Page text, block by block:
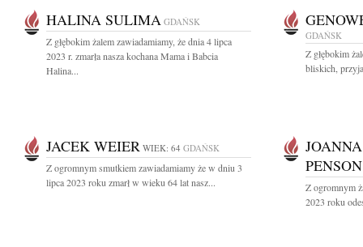
HALINA SULIMA GDAŃSK
Z głębokim żalem zawiadamiamy, że dnia 4 lipca
2023 r. zmarła nasza kochana Mama i Babcia
Halina...
GDAŃSK
Z głębokim
bliskich,
JACEK WEIER WIEK: 64 GDAŃSK
Z ogromnym smutkiem zawiadamiamy że w dniu 3
lipca 2023 roku zmarł w wieku 64 lat nasz...
PENSON
Z ogromnym
2023 roku